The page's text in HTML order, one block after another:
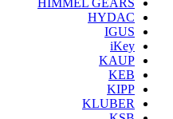
HIMMEL GEARS
HYDAC
IGUS
iKey
KAUP
KEB
KIPP
KLUBER